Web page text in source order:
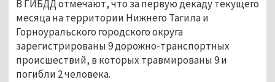
В ГИБДД отмечают, что за первую декаду текущего
месяца на территории Нижнего Тагила и
Горноуральского городского округа
зарегистрированы 9 дорожно-транспортных
происшествий, в которых травмированы 9 и
погибли 2 человека.